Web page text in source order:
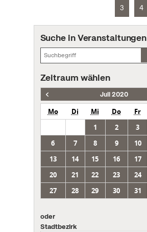
3 4
Suche in Veranstaltungen
Zeitraum wählen
Juli 2020
Mo Di Mi Do Fr
1
2 3
6
7 8 9 10
13
14 15 16 17
20
21 22 23 24
27
28 29 30 31
oder
Stadtbezirk